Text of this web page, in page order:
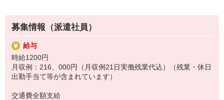
登録方法は、【オンライン】【電話】【登録会来場】の3つから
選べます♪
★★履歴書・証明写真は不要！★★
また、ご登録済の方はお仕事の紹介がスムーズです。
ご応募お待ちしています。
募集情報（派遣社員）
給与
時給1200円
月収例：216、000円（月収例21日実働残業代込）（残業・休日
出勤手当て等が含まれています）
交通費全額支給